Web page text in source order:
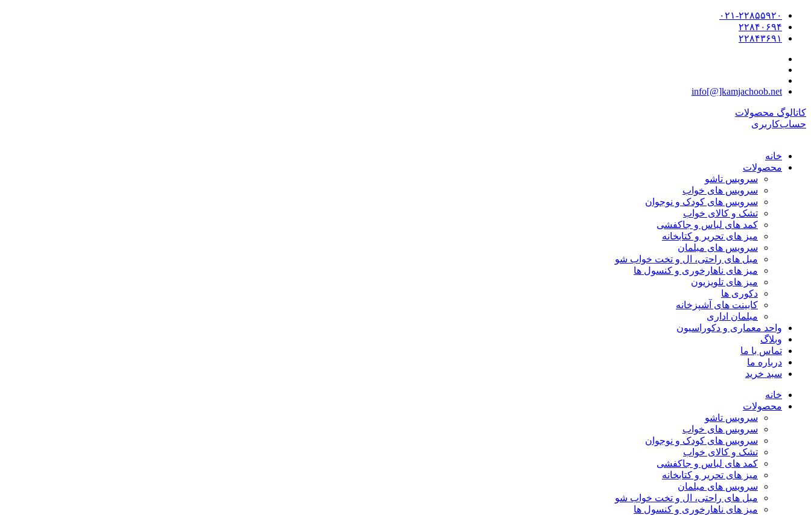
۰۲۱-۲۲۸۵۵۹۲۰
۲۲۸۴۰۶۹۴
۲۲۸۴۳۶۹۱
info[@]kamjachoob.net
کاتالوگ محصولات
حساب‌کاربری
خانه
محصولات
سرویس تاشو
سرویس های خواب
سرویس های کودک و نوجوان
تشک و کالای خواب
کمد های لباس و جاکفشی
میز های تحریر و کتابخانه
سرویس های مبلمان
مبل های راحتی، ال و تخت خواب شو
میز های ناهارخوری و کنسول ها
میز های تلویزیون
دکوری ها
کابینت های آشپزخانه
مبلمان اداری
واحد معماری و دکوراسیون
وبلاگ
تماس با ما
درباره ما
سبد خرید
خانه
محصولات
سرویس تاشو
سرویس های خواب
سرویس های کودک و نوجوان
تشک و کالای خواب
کمد های لباس و جاکفشی
میز های تحریر و کتابخانه
سرویس های مبلمان
مبل های راحتی، ال و تخت خواب شو
میز های ناهارخوری و کنسول ها